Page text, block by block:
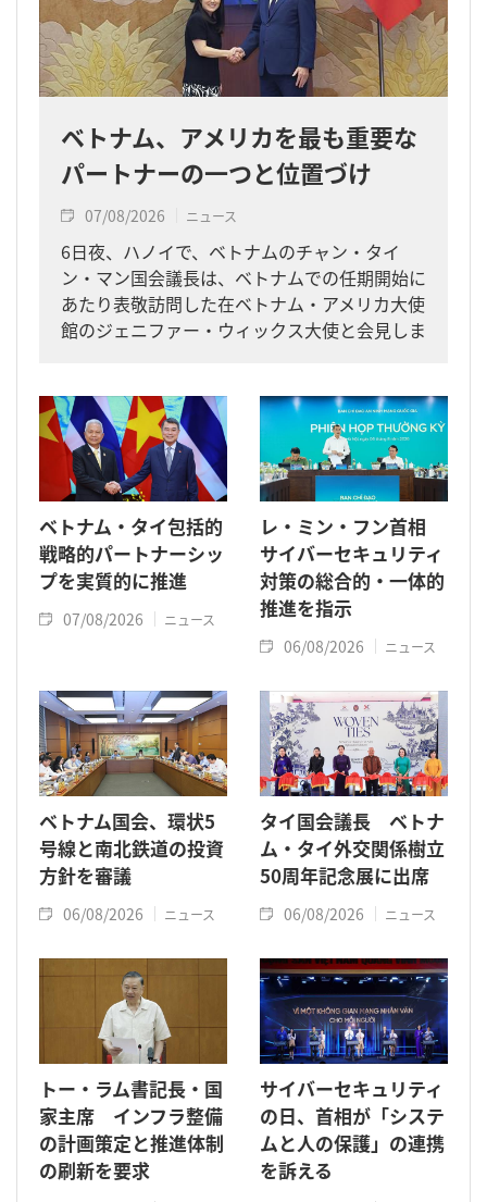
ベトナム、アメリカを最も重要な
パートナーの一つと位置づけ
07/08/2026 ニュース
6日夜、ハノイで、ベトナムのチャン・タイ
ン・マン国会議長は、ベトナムでの任期開始に
あたり表敬訪問した在ベトナム・アメリカ大使
館のジェニファー・ウィックス大使と会見しま
ベトナム・タイ包括的
戦略的パートナーシッ
プを実質的に推進
07/08/2026 ニュース
レ・ミン・フン首相
サイバーセキュリティ
対策の総合的・一体的
推進を指示
06/08/2026 ニュース
ベトナム国会、環状5
号線と南北鉄道の投資
方針を審議
06/08/2026 ニュース
タイ国会議長 ベトナ
ム・タイ外交関係樹立
50周年記念展に出席
06/08/2026 ニュース
トー・ラム書記長・国
家主席 インフラ整備
の計画策定と推進体制
の刷新を要求
サイバーセキュリティ
の日、首相が「システ
ムと人の保護」の連携
を訴える